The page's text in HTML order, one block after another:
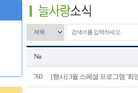
No
760 [행사] 3월 스페셜 프로그램 '